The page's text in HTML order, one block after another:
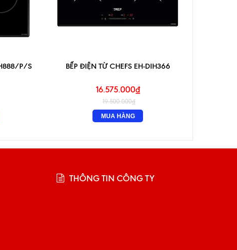
P/S BẾP ĐIỆN TỪ CHEFS EH-DIH366
16.575.000₫
19.500.000₫
MUA HÀNG
THÔNG TIN CÔNG TY